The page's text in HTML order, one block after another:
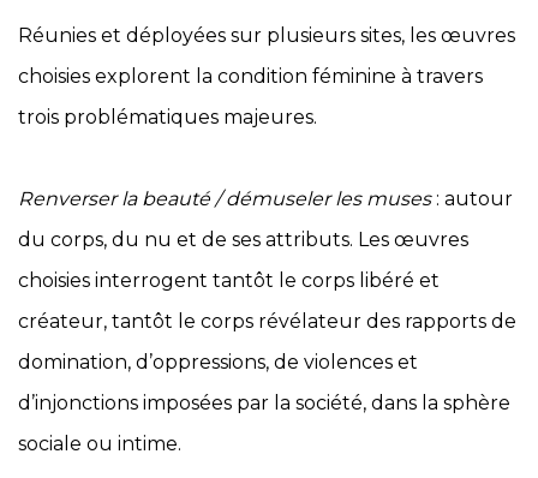
Réunies et déployées sur plusieurs sites, les œuvres
choisies explorent la condition féminine à travers
trois problématiques majeures.
Renverser la beauté / démuseler les muses: autour
du corps, du nu et de ses attributs. Les œuvres
choisies interrogent tantôt le corps libéré et
créateur, tantôt le corps révélateur des rapports de
domination, d’oppressions, de violences et
d’injonctions imposées par la société, dans la sphère
sociale ou intime.